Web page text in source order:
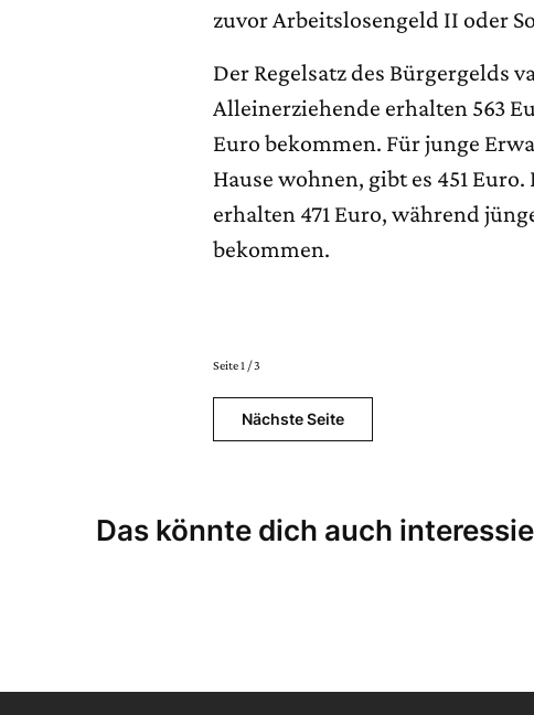
zuvor Arbeitslosengeld II oder
Der Regelsatz des Bürgergelds
Alleinerziehende erhalten 563
Euro bekommen. Für junge
Hause wohnen, gibt es 451
erhalten 471 Euro, während
bekommen.
Seite 1 / 3
Nächste Seite
Das könnte dich auch